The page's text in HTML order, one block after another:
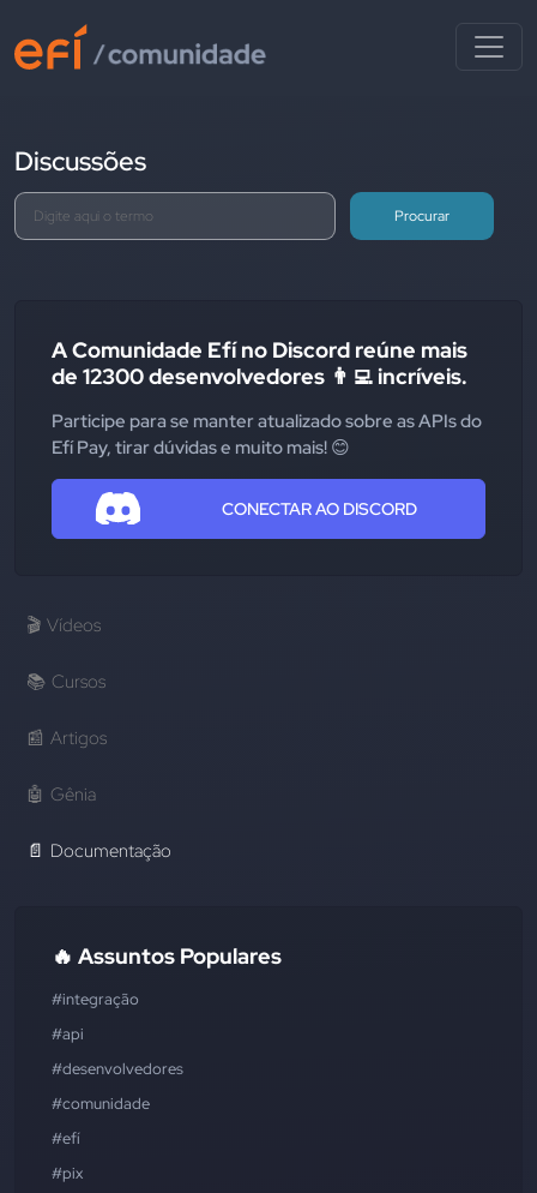
Discussões
Procurar
A Comunidade Efí no Discord reúne mais
de 12300 desenvolvedores 👨‍💻 incríveis.
Participe para se manter atualizado sobre as APIs do
Efí Pay, tirar dúvidas e muito mais! 😊
CONECTAR AO DISCORD
🎬 Vídeos
📚 Cursos
📰 Artigos
🤖 Gênia
📄 Documentação
🔥 Assuntos Populares
#integração
#api
#desenvolvedores
#comunidade
#efí
#pix